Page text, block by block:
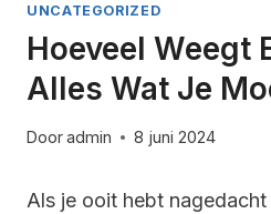
UNCATEGORIZED
Hoeveel Weegt
Alles Wat Je
Dooradmin 8 juni 2024
Als je ooit hebt